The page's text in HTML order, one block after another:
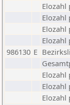
Elozahl
Elozahl
Elozahl
Elozahl
986130 E
Elozahl
Elozahl
Elozahl